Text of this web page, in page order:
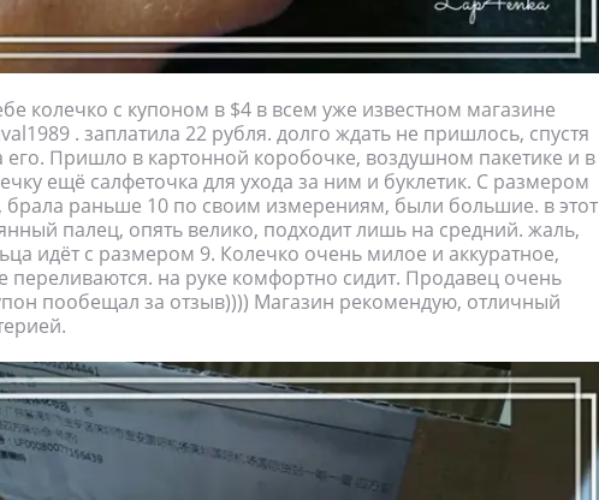
колечко с купоном в $4 в всем уже известном магазине
. заплатила 22 рубля. долго ждать не пришлось, спустя
его. Пришло в картонной коробочке, воздушном пакетике и в
ещё салфеточка для ухода за ним и буклетик. С размером
брала раньше 10 по своим измерениям, были большие. в этот
палец, опять велико, подходит лишь на средний. жаль,
идёт с размером 9. Колечко очень милое и аккуратное,
на руке комфортно сидит. Продавец очень
пообещал за отзыв)))) Магазин рекомендую, отличный